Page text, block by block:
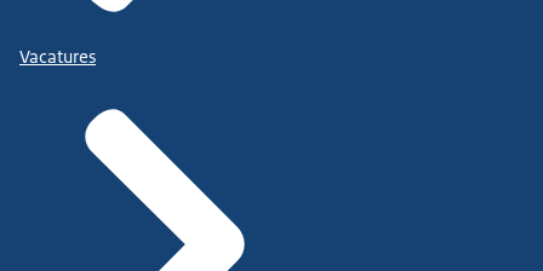
Vacatures